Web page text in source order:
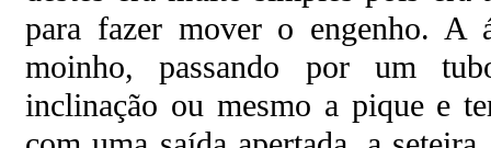
para fazer mover o engenho. A
moinho, passando por um
inclinação ou mesmo a pique e